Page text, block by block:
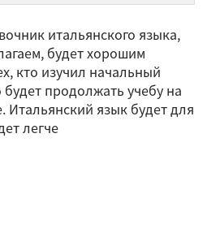
итальянского языка,
будет хорошим
кто изучил начальный
будет продолжать учебу на
Итальянский язык будет для
легче